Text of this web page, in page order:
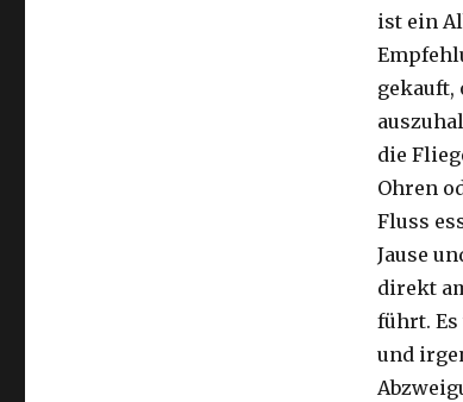
ist ein
gekauft,
die
Ohren
Fluss
Jause
direkt
führt.
und